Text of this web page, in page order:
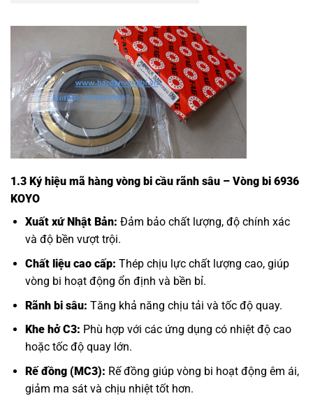
1.3 Ký hiệu mã hàng vòng bi cầu rãnh sâu – Vòng bi 6936
KOYO
Xuất xứ Nhật Bản: Đảm bảo chất lượng, độ chính xác
và độ bền vượt trội.
Chất liệu cao cấp: Thép chịu lực chất lượng cao, giúp
vòng bi hoạt động ổn định và bền bỉ.
Rãnh bi sâu: Tăng khả năng chịu tải và tốc độ quay.
Khe hở C3: Phù hợp với các ứng dụng có nhiệt độ cao
hoặc tốc độ quay lớn.
Rế đồng (MC3): Rế đồng giúp vòng bi hoạt động êm ái,
giảm ma sát và chịu nhiệt tốt hơn.